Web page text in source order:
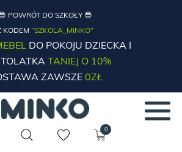
POWRÓT DO SZKOŁY 😎
KODEM “SZKOLA_MINKO”
DO POKOJU DZIECKA I
TANIEJ O 10%
ZAWSZE 0ZŁ
0